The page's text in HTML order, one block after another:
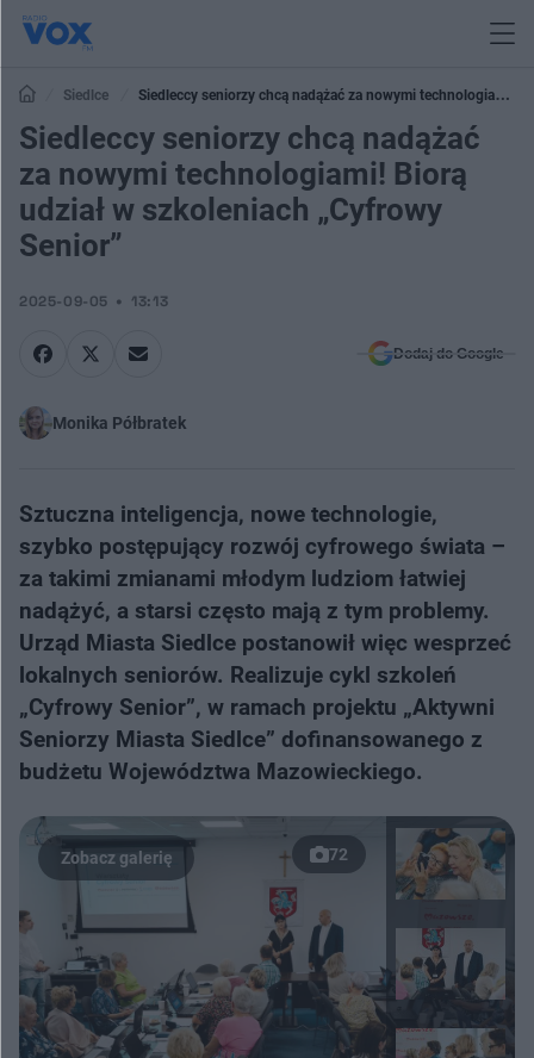
Siedlce
Siedleccy seniorzy chcą nadążać za nowymi technologiami!
Biorą udział w szkoleniach „Cyfrowy Senior”
Siedleccy seniorzy chcą nadążać
za nowymi technologiami! Biorą
udział w szkoleniach „Cyfrowy
Senior”
2025-09-05 13:13
Dodaj do Google
Monika Półbratek
Sztuczna inteligencja, nowe technologie,
szybko postępujący rozwój cyfrowego świata –
za takimi zmianami młodym ludziom łatwiej
nadążyć, a starsi często mają z tym problemy.
Urząd Miasta Siedlce postanowił więc wesprzeć
lokalnych seniorów. Realizuje cykl szkoleń
„Cyfrowy Senior”, w ramach projektu „Aktywni
Seniorzy Miasta Siedlce” dofinansowanego z
budżetu Województwa Mazowieckiego.
72